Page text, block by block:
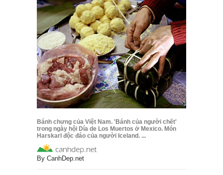
Bánh chưng của Việt Nam. 'Bánh của người chết'
trong ngày hội Día de Los Muertos ở Mexico. Món
Harskarl độc đáo của người Iceland. ...
By CanhDep.net